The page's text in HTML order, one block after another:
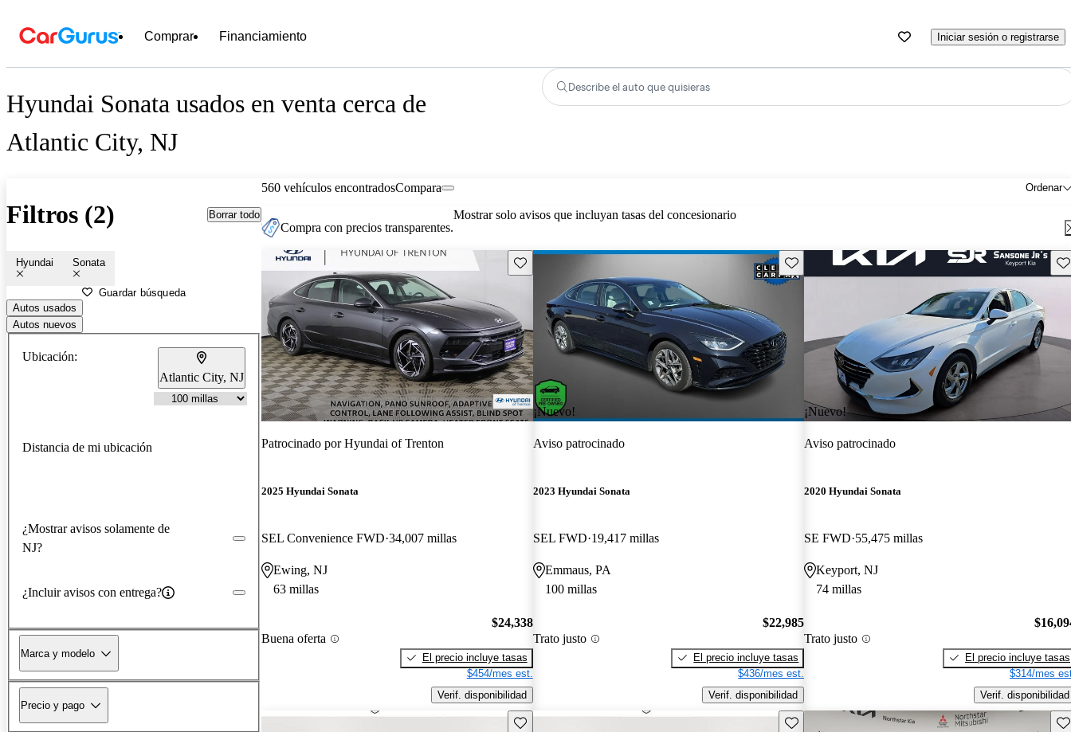
Comprar Financiamiento Iniciar sesión o registrarse
Hyundai Sonata usados en venta cerca de
Atlantic City, NJ
Describe el auto que quisieras
Filtros (2) Borrar todo
Hyundai Sonata
Guardar búsqueda
Autos usados
Autos nuevos
Ubicación:
Atlantic City, NJ
Distancia de mi ubicación
¿Mostrar avisos solamente de
NJ?
¿Incluir avisos con entrega?
Marca y modelo
Precio y pago
560 vehículos encontrados Ordenar
Compara
Compra con precios transparentes.
Mostrar solo avisos que incluyan tasas del concesionario
Guarda este Aviso
Patrocinado porHyundai of Trenton
2025 Hyundai Sonata
SEL Convenience FWD 34,007 millas
Ewing, NJ
63 millas
Buena oferta
$24,338
El precio incluye tasas
$454/mes est.
Verif. disponibilidad
¡Nuevo!
Guarda este Aviso
Aviso patrocinado
2023 Hyundai Sonata
SEL FWD 19,417 millas
Emmaus, PA
100 millas
Trato justo
$22,985
El precio incluye tasas
$436/mes est.
Verif. disponibilidad
¡Nuevo!
Aviso patrocinado
2020 Hyundai Sonata
SE FWD 55,475 millas
Keyport, NJ
74 millas
Trato justo
El precio incluye tasas
$314/mes
Verif. disponibilidad
Guarda este Aviso Guarda este Aviso